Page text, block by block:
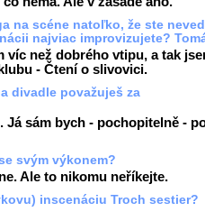
na scéne natoľko, že ste
najviac improvizujete?
víc než dobrého vtipu, a tak
- Čtení o slivovici.
divadle považuješ za
sám bych - pochopitelně -
svým výkonem?
Ale to nikomu neříkejte.
inscenáciu Troch sestier?